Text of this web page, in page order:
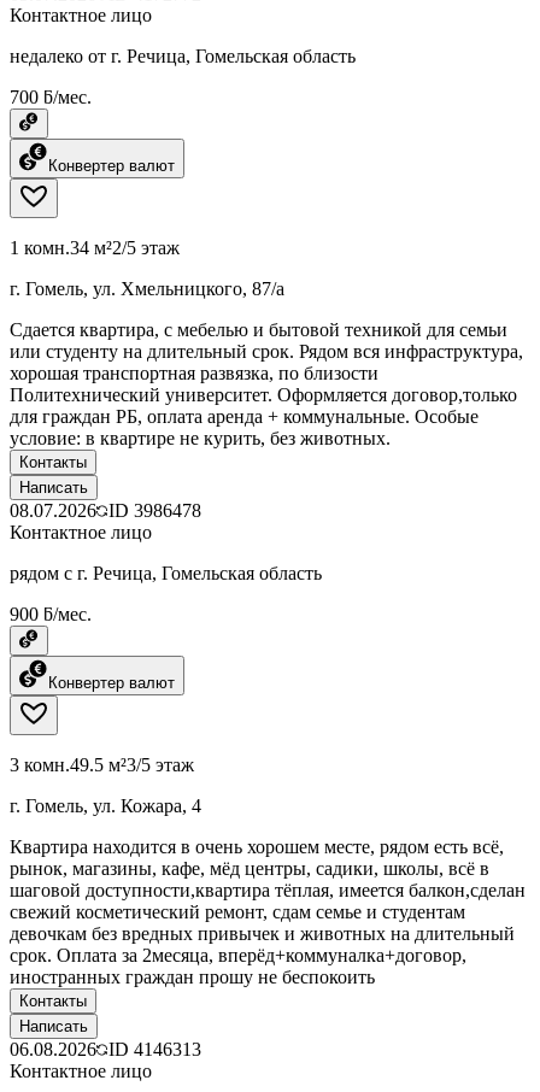
Контактное лицо
недалеко от г. Речица, Гомельская область
700 ƃ/мес.
Конвертер валют
1 комн.34 м²2/5 этаж
г. Гомель, ул. Хмельницкого, 87/а
Сдается квартира, с мебелью и бытовой техникой для семьи
или студенту на длительный срок. Рядом вся инфраструктура,
хорошая транспортная развязка, по близости
Политехнический университет. Оформляется договор,только
для граждан РБ, оплата аренда + коммунальные. Особые
условие: в квартире не курить, без животных.
Контакты
Написать
08.07.2026 ID 3986478
Контактное лицо
рядом с г. Речица, Гомельская область
900 ƃ/мес.
Конвертер валют
3 комн.49.5 м²3/5 этаж
г. Гомель, ул. Кожара, 4
Квартира находится в очень хорошем месте, рядом есть всё,
рынок, магазины, кафе, мёд центры, садики, школы, всё в
шаговой доступности,квартира тёплая, имеется балкон,сделан
свежий косметический ремонт, сдам семье и студентам
девочкам без вредных привычек и животных на длительный
срок. Оплата за 2месяца, вперёд+коммуналка+договор,
иностранных граждан прошу не беспокоить
Контакты
Написать
06.08.2026 ID 4146313
Контактное лицо